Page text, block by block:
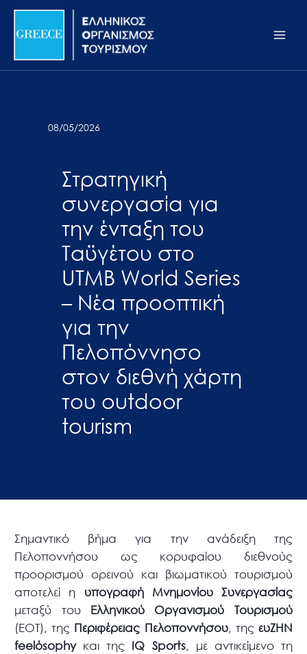
Σημείωση:
ιστότοπος
προσβασιμότητας.
Μετάβαση
περιεχόμενο
08/05/2026
Στρατηγική
συνεργασία για
την ένταξη του
Ταϋγέτου στο
UTMB World Series
– Νέα προοπτική
για την
Πελοπόννησο
στον διεθνή χάρτη
του outdoor
tourism
Σημαντικό βήμα για την ανάδειξη της
Πελοποννήσου ως κορυφαίου διεθνούς
προορισμού ορεινού και βιωματικού τουρισμού
αποτελεί η υπογραφή Μνημονίου Συνεργασίας
μεταξύ του Ελληνικού Οργανισμού Τουρισμού
(ΕΟΤ), της Περιφέρειας Πελοποννήσου, της ευZHN
feelόsophyκαι της IQ Sports, με αντικείμενο τη